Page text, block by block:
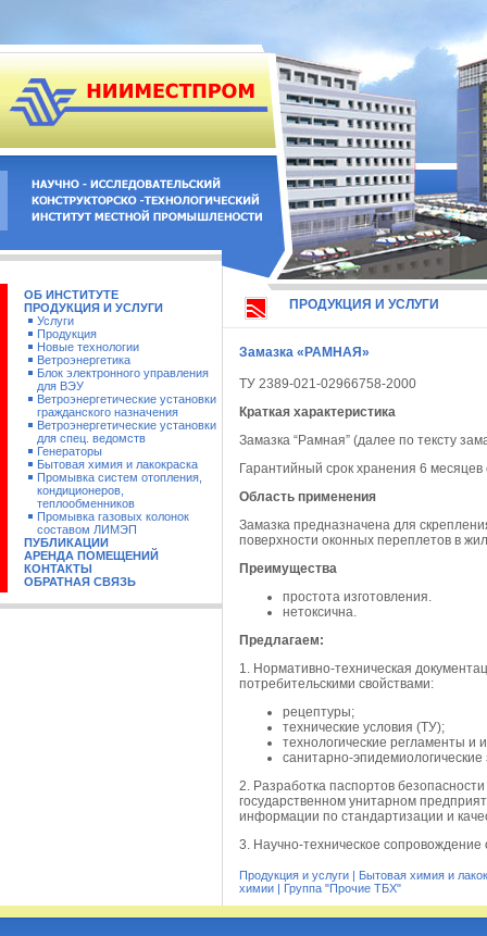
ОБ ИНСТИТУТЕ
ПРОДУКЦИЯ И УСЛУГИ
Услуги
Продукция
Новые технологии
Ветроэнергетика
Блок электронного управления
для ВЭУ
Ветроэнергетические установки
гражданского назначения
Ветроэнергетические установки
для спец. ведомств
Генераторы
Бытовая химия и лакокраска
Промывка систем отопления,
кондиционеров,
теплообменников
Промывка газовых колонок
составом ЛИМЭП
ПУБЛИКАЦИИ
АРЕНДА ПОМЕЩЕНИЙ
КОНТАКТЫ
ОБРАТНАЯ СВЯЗЬ
ПРОДУКЦИЯ И УСЛУГИ
Замазка «РАМНАЯ»
ТУ 2389-021-02966758-2000
Краткая характеристика
Замазка “Рамная” (далее по тексту
Гарантийный срок хранения 6 месяцев
Область применения
Замазка предназначена для
поверхности оконных переплетов в
Преимущества
простота изготовления.
нетоксична.
Предлагаем:
1. Нормативно-техническая
потребительскими свойствами:
рецептуры;
технические условия (ТУ);
технологические регламенты и
санитарно-
2. Разработка паспортов
государственном унитарном
информации по стандартизации и
3. Научно-техническое
Продукция и услуги | Бытовая химия и
химии | Группа "Прочие ТБХ"